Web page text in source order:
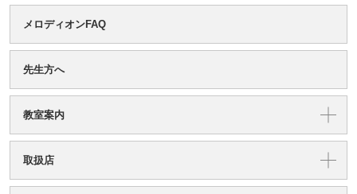
メロディオンFAQ
先生方へ
教室案内
取扱店